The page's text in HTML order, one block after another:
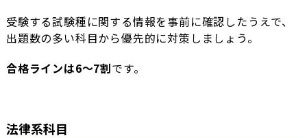
受験する試験種に関する情報を事前に確認したうえで、
出題数の多い科目から優先的に対策しましょう。
合格ラインは6〜7割です。
法律系科目